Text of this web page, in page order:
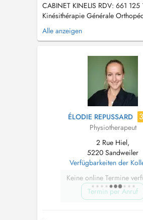
CABINET KINELIS RDV: 661 125
Kinésithérapie Générale
Sportive Massages thérapeutiques
choc, thérapie TECAR, ultra sons
Physiotherapy General
Therapeutic massages Home
Alle anzeigen
ÉLODIE REPUSSARD
Physiotherapeut
2 Rue Hiel,
5220 Sandweiler
Verfügbarkeiten der
Keine online Termine
Termin per Anruf